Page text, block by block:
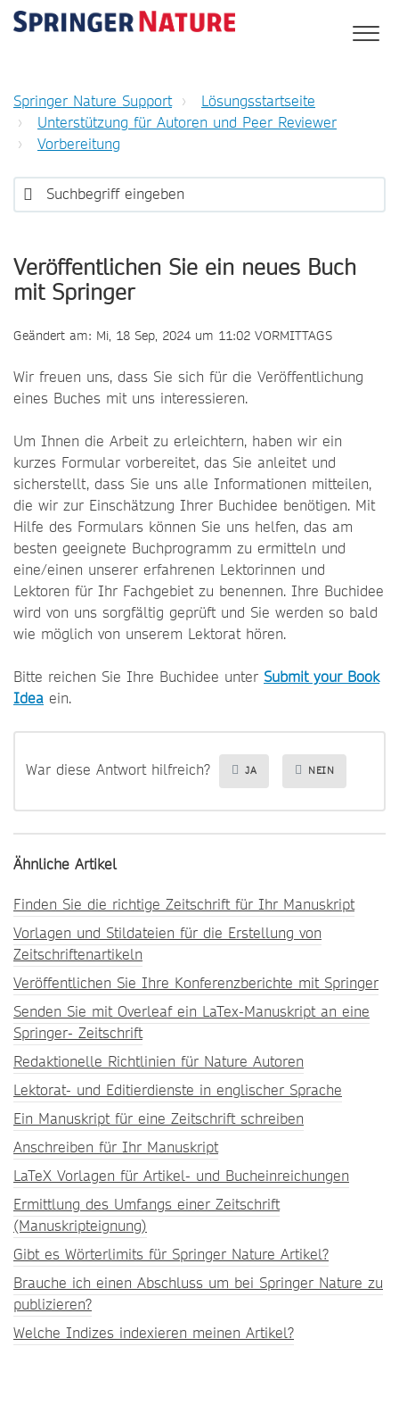
Springer Nature Support
Lösungsstartseite
Unterstützung für Autoren und Peer Reviewer
Vorbereitung
Veröffentlichen Sie ein neues Buch
mit Springer
Geändert am: Mi, 18 Sep, 2024 um 11:02 VORMITTAGS
Wir freuen uns, dass Sie sich für die Veröffentlichung
eines Buches mit uns interessieren.
Um Ihnen die Arbeit zu erleichtern, haben wir ein
kurzes Formular vorbereitet, das Sie anleitet und
sicherstellt, dass Sie uns alle Informationen mitteilen,
die wir zur Einschätzung Ihrer Buchidee benötigen. Mit
Hilfe des Formulars können Sie uns helfen, das am
besten geeignete Buchprogramm zu ermitteln und
eine/einen unserer erfahrenen Lektorinnen und
Lektoren für Ihr Fachgebiet zu benennen. Ihre Buchidee
wird von uns sorgfältig geprüft und Sie werden so bald
wie möglich von unserem Lektorat hören.
Bitte reichen Sie Ihre Buchidee unter Submit your Book
Idea ein.
War diese Antwort hilfreich? JA NEIN
Ähnliche Artikel
Finden Sie die richtige Zeitschrift für Ihr Manuskript
Vorlagen und Stildateien für die Erstellung von
Zeitschriftenartikeln
Veröffentlichen Sie Ihre Konferenzberichte mit Springer
Senden Sie mit Overleaf ein LaTex-Manuskript an eine
Springer- Zeitschrift
Redaktionelle Richtlinien für Nature Autoren
Lektorat- und Editierdienste in englischer Sprache
Ein Manuskript für eine Zeitschrift schreiben
Anschreiben für Ihr Manuskript
LaTeX Vorlagen für Artikel- und Bucheinreichungen
Ermittlung des Umfangs einer Zeitschrift
(Manuskripteignung)
Gibt es Wörterlimits für Springer Nature Artikel?
Brauche ich einen Abschluss um bei Springer Nature zu
publizieren?
Welche Indizes indexieren meinen Artikel?